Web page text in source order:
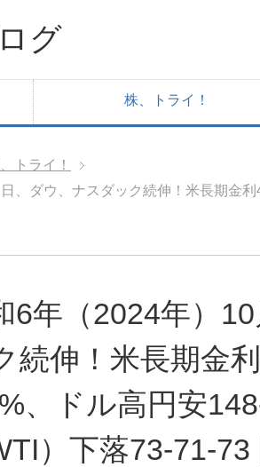
グ
株、トライ！
トライ！
、ダウ、ナスダック続伸！米長期金
6年（2024年）
続伸！米長期金
、ドル高円安
）下落73-71-73